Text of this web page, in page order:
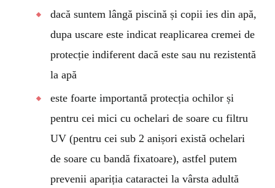
dacă suntem lângă piscină și copii ies din apă,
dupa uscare este indicat reaplicarea cremei de
protecție indiferent dacă este sau nu rezistentă
la apă
este foarte importantă protecția ochilor și
pentru cei mici cu ochelari de soare cu filtru
UV (pentru cei sub 2 anișori există ochelari
de soare cu bandă fixatoare), astfel putem
prevenii apariția cataractei la vârsta adultă